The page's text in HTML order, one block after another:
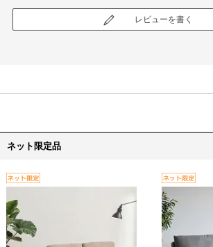
レビューを書く
ネット限定品